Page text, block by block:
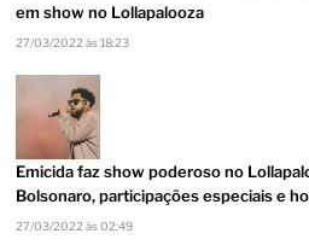
em show no Lollapalooza
27/03/2022 às 18:23
Emicida faz show poderoso no
Bolsonaro, participações especiais e
27/03/2022 às 02:49